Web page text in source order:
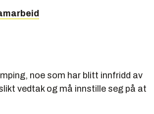
noe som har blitt innfridd av
vedtak og må innstille seg på at